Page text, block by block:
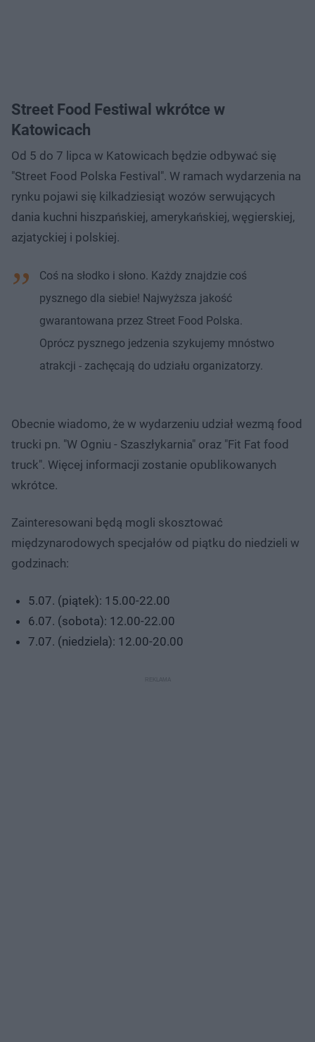
Street Food Festiwal wkrótce w
Katowicach
Od 5 do 7 lipca w Katowicach będzie odbywać się
"Street Food Polska Festival". W ramach wydarzenia na
rynku pojawi się kilkadziesiąt wozów serwujących
dania kuchni hiszpańskiej, amerykańskiej, węgierskiej,
azjatyckiej i polskiej.
Coś na słodko i słono. Każdy znajdzie coś
pysznego dla siebie! Najwyższa jakość
gwarantowana przez Street Food Polska.
Oprócz pysznego jedzenia szykujemy mnóstwo
atrakcji - zachęcają do udziału organizatorzy.
Obecnie wiadomo, że w wydarzeniu udział wezmą food
trucki pn. "W Ogniu - Szaszłykarnia" oraz "Fit Fat food
truck". Więcej informacji zostanie opublikowanych
wkrótce.
Zainteresowani będą mogli skosztować
międzynarodowych specjałów od piątku do niedzieli w
godzinach:
5.07. (piątek): 15.00-22.00
6.07. (sobota): 12.00-22.00
7.07. (niedziela): 12.00-20.00